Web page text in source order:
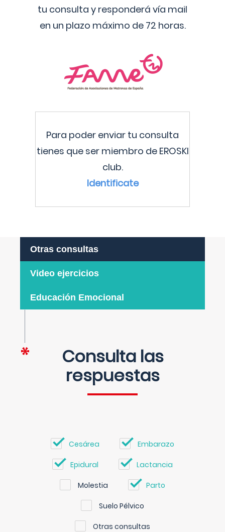
tu consulta y responderá vía mail
en un plazo máximo de 72 horas.
Para poder enviar tu consulta
tienes que ser miembro de EROSKI
club.
Identificate
Otras consultas
Video ejercicios
Educación Emocional
Consulta las
respuestas
Cesárea Embarazo
Epidural Lactancia
Molestia Parto
Suelo Pélvico
Otras consultas